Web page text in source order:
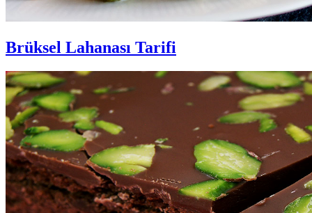
Brüksel Lahanası Tarifi